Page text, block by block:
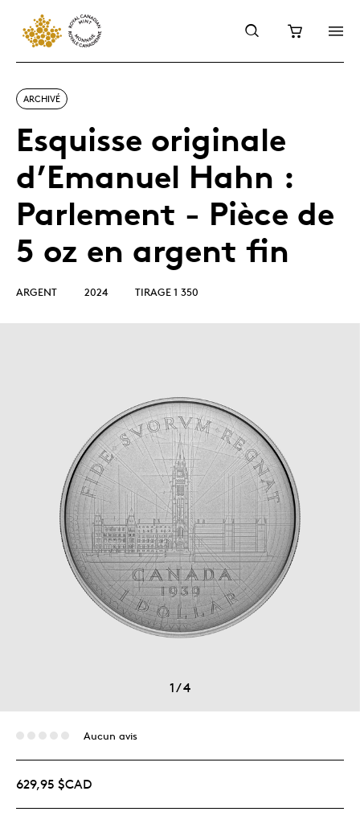
ARCHIVÉ
Esquisse originale
d’Emanuel Hahn :
Parlement - Pièce de
5 oz en argent fin
ARGENT 2024 TIRAGE 1 350
1/4
Aucun avis
629,95 $CAD